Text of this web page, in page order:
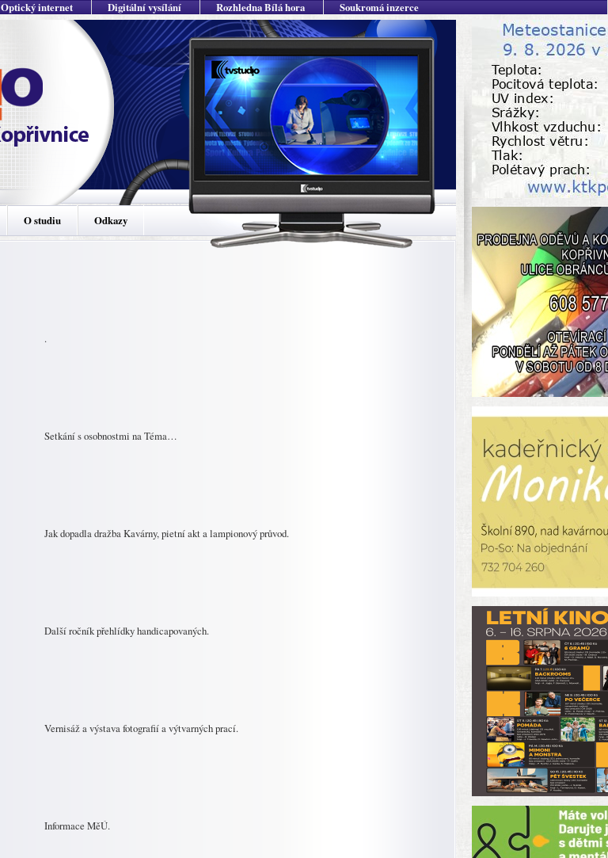
Optický internet Digitální vysílání Rozhledna Bílá hora Soukromá inzerce
O studiu Odkazy
.
Setkání s osobnostmi na Téma…
Jak dopadla dražba Kavárny, pietní akt a lampionový průvod.
Další ročník přehlídky handicapovaných.
Vernisáž a výstava fotografií a výtvarných prací.
Informace MěÚ.